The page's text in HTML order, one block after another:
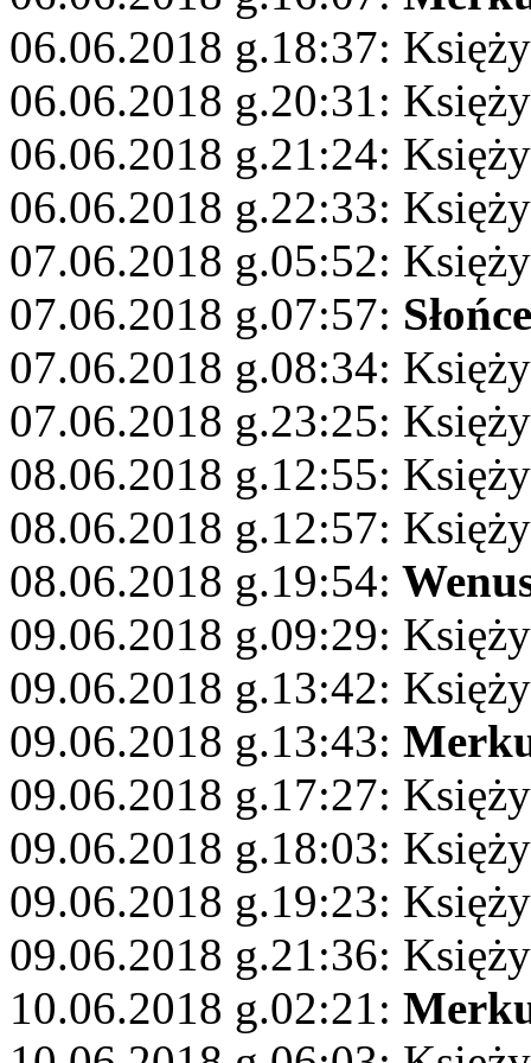
06.06.2018 g.18:37:
06.06.2018 g.20:31:
06.06.2018 g.21:24:
06.06.2018 g.22:33:
07.06.2018 g.05:52:
07.06.2018 g.07:57: Słońce
07.06.2018 g.08:34:
07.06.2018 g.23:25:
08.06.2018 g.12:55:
08.06.2018 g.12:57:
08.06.2018 g.19:54:
09.06.2018 g.09:29:
09.06.2018 g.13:42:
09.06.2018 g.13:43:
09.06.2018 g.17:27:
09.06.2018 g.18:03:
09.06.2018 g.19:23:
09.06.2018 g.21:36:
10.06.2018 g.02:21: